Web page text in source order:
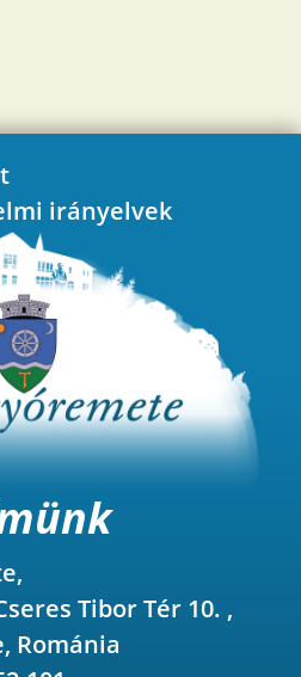
irányelvek
Tibor Tér 10. ,
Románia